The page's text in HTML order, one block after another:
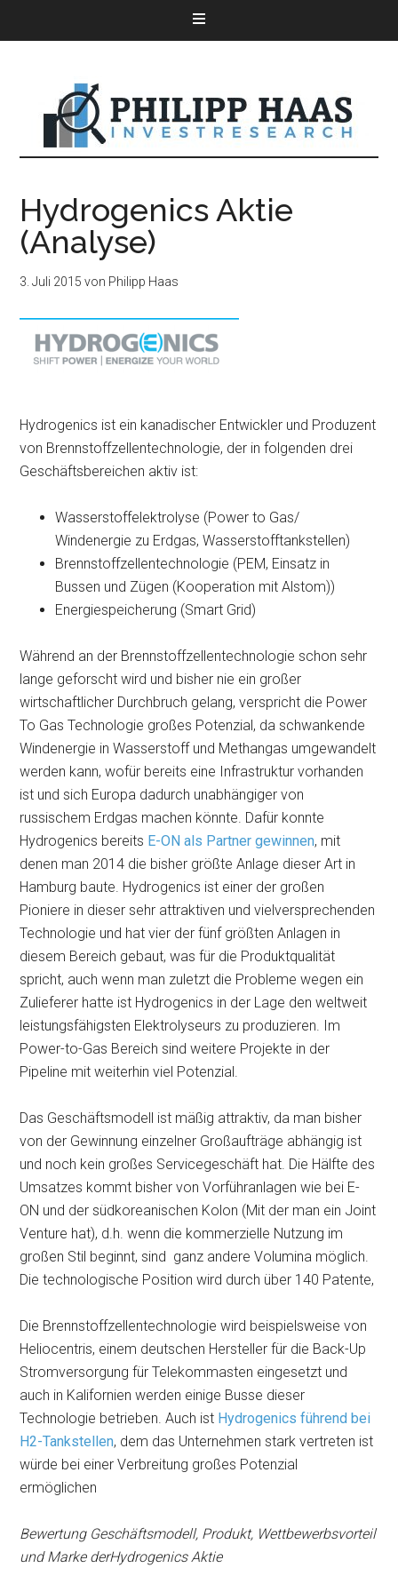
Hydrogenics Aktie
(Analyse)
3. Juli 2015 von Philipp Haas
Hydrogenics ist ein kanadischer Entwickler und Produzent
von Brennstoffzellentechnologie, der in folgenden drei
Geschäftsbereichen aktiv ist:
Wasserstoffelektrolyse (Power to Gas/
Windenergie zu Erdgas, Wasserstofftankstellen)
Brennstoffzellentechnologie (PEM, Einsatz in
Bussen und Zügen (Kooperation mit Alstom))
Energiespeicherung (Smart Grid)
Während an der Brennstoffzellentechnologie schon sehr
lange geforscht wird und bisher nie ein großer
wirtschaftlicher Durchbruch gelang, verspricht die Power
To Gas Technologie großes Potenzial, da schwankende
Windenergie in Wasserstoff und Methangas umgewandelt
werden kann, wofür bereits eine Infrastruktur vorhanden
ist und sich Europa dadurch unabhängiger von
russischem Erdgas machen könnte. Dafür konnte
Hydrogenics bereits E-ON als Partner gewinnen, mit
denen man 2014 die bisher größte Anlage dieser Art in
Hamburg baute. Hydrogenics ist einer der großen
Pioniere in dieser sehr attraktiven und vielversprechenden
Technologie und hat vier der fünf größten Anlagen in
diesem Bereich gebaut, was für die Produktqualität
spricht, auch wenn man zuletzt die Probleme wegen ein
Zulieferer hatte ist Hydrogenics in der Lage den weltweit
leistungsfähigsten Elektrolyseurs zu produzieren. Im
Power-to-Gas Bereich sind weitere Projekte in der
Pipeline mit weiterhin viel Potenzial.
Das Geschäftsmodell ist mäßig attraktiv, da man bisher
von der Gewinnung einzelner Großaufträge abhängig ist
und noch kein großes Servicegeschäft hat. Die Hälfte des
Umsatzes kommt bisher von Vorführanlagen wie bei E-
ON und der südkoreanischen Kolon (Mit der man ein Joint
Venture hat), d.h. wenn die kommerzielle Nutzung im
großen Stil beginnt, sind ganz andere Volumina möglich.
Die technologische Position wird durch über 140 Patente,
Die Brennstoffzellentechnologie wird beispielsweise von
Heliocentris, einem deutschen Hersteller für die Back-Up
Stromversorgung für Telekommasten eingesetzt und
auch in Kalifornien werden einige Busse dieser
Technologie betrieben. Auch ist Hydrogenics führend bei
H2-Tankstellen, dem das Unternehmen stark vertreten ist
würde bei einer Verbreitung großes Potenzial
ermöglichen
Bewertung Geschäftsmodell, Produkt, Wettbewerbsvorteil
und Marke derHydrogenics Aktie